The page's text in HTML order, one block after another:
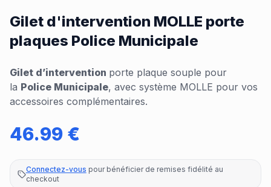
Gilet d'intervention MOLLE porte
plaques Police Municipale
Gilet d’intervention porte plaque souple pour
la Police Municipale, avec système MOLLE pour vos
accessoires complémentaires.
46.99 €
Connectez-vous pour bénéficier de remises fidélité au
checkout